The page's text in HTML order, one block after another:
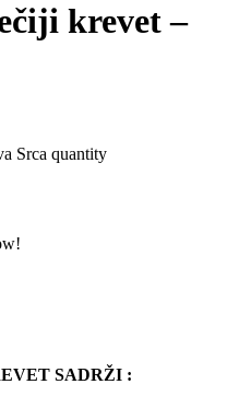
krevet –
Srca quantity
SADRŽI :